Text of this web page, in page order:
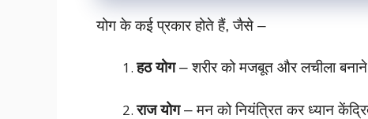
योग के कई प्रकार होते हैं, जैसे –
हठ योग– शरीर को मजबूत और लचीला बनाने
राज योग– मन को नियंत्रित कर ध्यान